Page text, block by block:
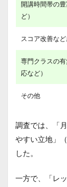
開講時間帯の
ど）
スコア改善な
専門クラスの
応など）
その他
調査では、「
やすい立地」
した。
一方で、「レ